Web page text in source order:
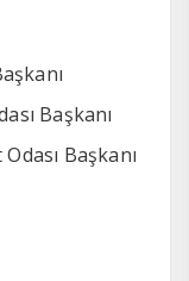
Başkanı
Başkanı